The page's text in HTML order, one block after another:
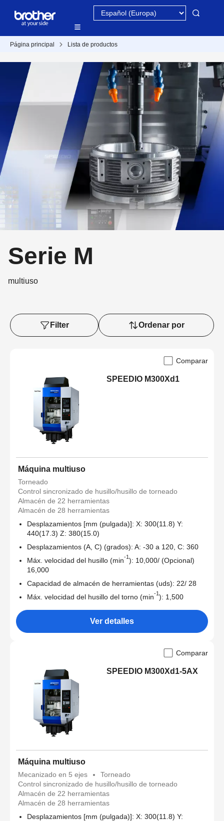
Página principal Lista de productos
Serie M
multiuso
Filter Ordenar por
Comparar
SPEEDIO M300Xd1
Máquina multiuso
Torneado
Control sincronizado de husillo/husillo de torneado
Almacén de 22 herramientas
Almacén de 28 herramientas
Desplazamientos [mm (pulgada)]: X: 300(11.8) Y:
440(17.3) Z: 380(15.0)
Desplazamientos (A, C) (grados): A: -30 a 120, C: 360
Máx. velocidad del husillo (min-1 ): 10,000/ (Opcional)
16,000
Capacidad de almacén de herramientas (uds): 22/ 28
Máx. velocidad del husillo del torno (min-1 ): 1,500
Ver detalles
Comparar
SPEEDIO M300Xd1-5AX
Máquina multiuso
Mecanizado en 5 ejes
Torneado
Control sincronizado de husillo/husillo de torneado
Almacén de 22 herramientas
Almacén de 28 herramientas
Desplazamientos [mm (pulgada)]: X: 300(11.8) Y: